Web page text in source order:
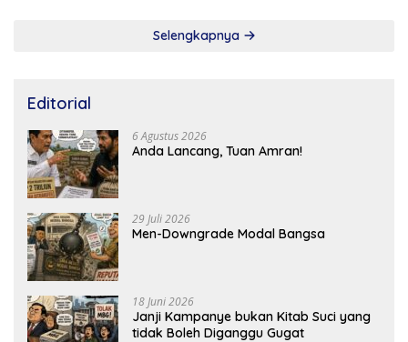
Selengkapnya
Editorial
6 Agustus 2026
Anda Lancang, Tuan Amran!
29 Juli 2026
Men-Downgrade Modal Bangsa
18 Juni 2026
Janji Kampanye bukan Kitab Suci yang
tidak Boleh Diganggu Gugat